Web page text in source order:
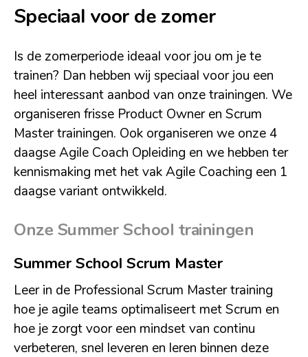
Speciaal voor de zomer
Is de zomerperiode ideaal voor jou om je te
trainen? Dan hebben wij speciaal voor jou een
heel interessant aanbod van onze trainingen. We
organiseren frisse Product Owner en Scrum
Master trainingen. Ook organiseren we onze 4
daagse Agile Coach Opleiding en we hebben ter
kennismaking met het vak Agile Coaching een 1
daagse variant ontwikkeld.
Onze Summer School trainingen
Summer School Scrum Master
Leer in de Professional Scrum Master training
hoe je agile teams optimaliseert met Scrum en
hoe je zorgt voor een mindset van continu
verbeteren, snel leveren en leren binnen deze